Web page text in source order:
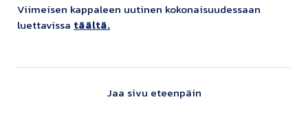
Viimeisen kappaleen uutinen kokonaisuudessaan
luettavissa täältä.
Jaa sivu eteenpäin